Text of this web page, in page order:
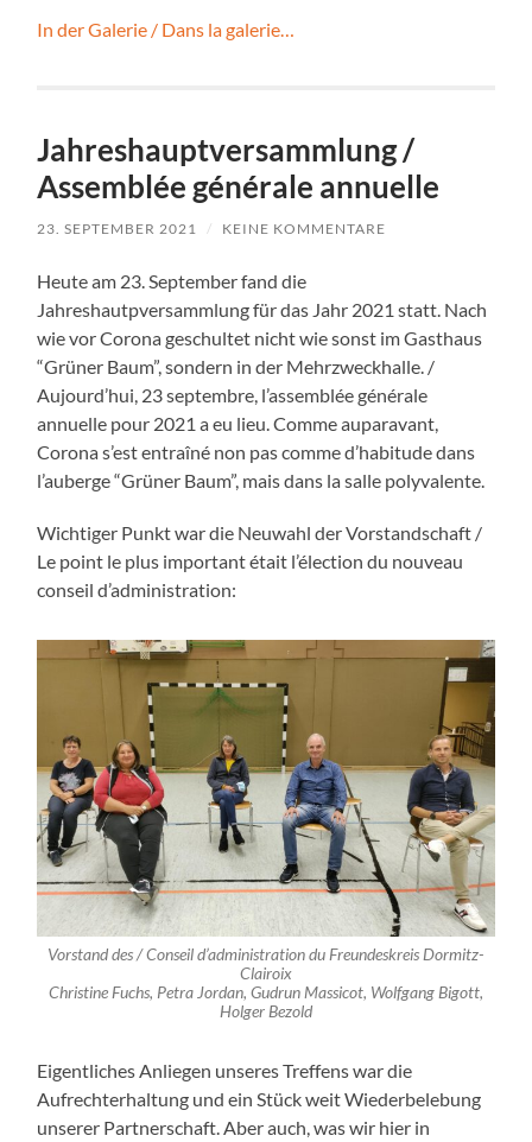
In der Galerie / Dans la galerie…
Jahreshauptversammlung /
Assemblée générale annuelle
23. SEPTEMBER 2021 / KEINE KOMMENTARE
Heute am 23. September fand die
Jahreshautpversammlung für das Jahr 2021 statt. Nach
wie vor Corona geschultet nicht wie sonst im Gasthaus
“Grüner Baum”, sondern in der Mehrzweckhalle. /
Aujourd’hui, 23 septembre, l’assemblée générale
annuelle pour 2021 a eu lieu. Comme auparavant,
Corona s’est entraîné non pas comme d’habitude dans
l’auberge “Grüner Baum”, mais dans la salle polyvalente.
Wichtiger Punkt war die Neuwahl der Vorstandschaft /
Le point le plus important était l’élection du nouveau
conseil d’administration:
Vorstand des / Conseil d’administration du Freundeskreis Dormitz-
Clairoix
Christine Fuchs, Petra Jordan, Gudrun Massicot, Wolfgang Bigott,
Holger Bezold
Eigentliches Anliegen unseres Treffens war die
Aufrechterhaltung und ein Stück weit Wiederbelebung
unserer Partnerschaft. Aber auch, was wir hier in